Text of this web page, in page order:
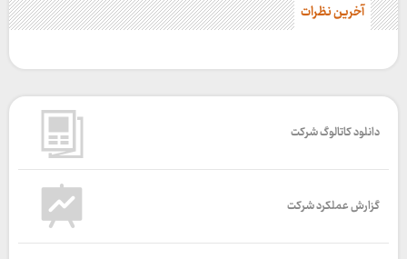
آخرین نظرات
دانلود کاتالوگ شرکت
گزارش عملکرد شرکت